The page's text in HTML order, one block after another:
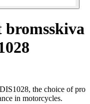
bromsskiva
the choice of pro
in motorcycles.